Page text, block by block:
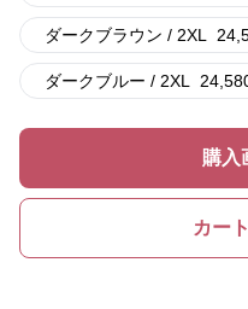
ダークブラウン / 2XL
ダークブルー / 2XL
購入
カー